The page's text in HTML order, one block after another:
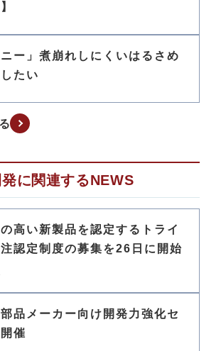
ニー」煮崩れしにくいはるさめ
たい
に関連するNEWS
高い新製品を認定するトライ
認定制度の募集を26日に開始
品メーカー向け開発力強化セ
催